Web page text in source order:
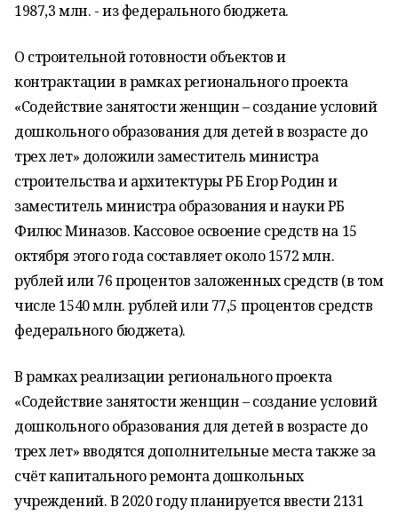
1987,3 млн. - из федерального бюджета.
О строительной готовности объектов и
контрактации в рамках регионального проекта
«Содействие занятости женщин – создание условий
дошкольного образования для детей в возрасте до
трех лет» доложили заместитель министра
строительства и архитектуры РБ Егор Родин и
заместитель министра образования и науки РБ
Филюс Миназов. Кассовое освоение средств на 15
октября этого года составляет около 1572 млн.
рублей или 76 процентов заложенных средств (в том
числе 1540 млн. рублей или 77,5 процентов средств
федерального бюджета).
В рамках реализации регионального проекта
«Содействие занятости женщин – создание условий
дошкольного образования для детей в возрасте до
трех лет» вводятся дополнительные места также за
счёт капитального ремонта дошкольных
учреждений. В 2020 году планируется ввести 2131